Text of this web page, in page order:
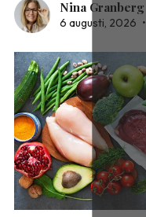
Nina Granberg
6 augusti, 2026 •